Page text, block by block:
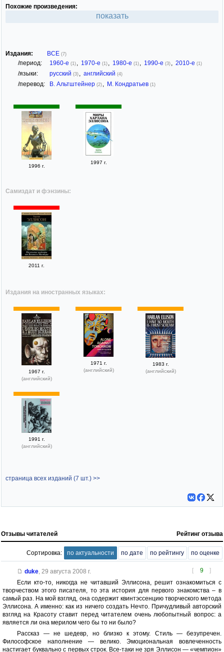
Похожие произведения:
показать
Издания: ВСЕ (7)
/период: 1960-е (1) , 1970-е (1) , 1980-е (1) , 1990-е (3) , 2010-е (1)
/языки: русский (3) , английский (4)
/перевод: В. Альтштейнер (2) , М. Кондратьев (1)
1996 г.
1997 г.
Самиздат и фэнзины:
2011 г.
Издания на иностранных языках:
1967 г.
(английский)
1971 г.
(английский)
1983 г.
(английский)
1991 г.
(английский)
страница всех изданий (7 шт.) >>
Отзывы читателей Рейтинг отзыва
Сортировка: по актуальности по дате по рейтингу по оценке
[ 9 ]
duke, 29 августа 2008 г.
Если кто-то, никогда не читавший Эллисона, решит ознакомиться с
творчеством этого писателя, то эта история для первого знакомства – в
самый раз. На мой взгляд, она содержит квинтэссенцию творческого метода
Эллисона. А именно: как из ничего создать Нечто. Причудливый авторский
взгляд на Красоту ставит перед читателем очень любопытный вопрос: а
является ли она мерилом чего бы то ни было?
Рассказ — не шедевр, но близко к этому. Стиль — безупречен.
Философское наполнение — велико. Эмоциональная вовлеченность
настигает буквально с первых строк. Все-таки не зря Эллисон — «чемпион»